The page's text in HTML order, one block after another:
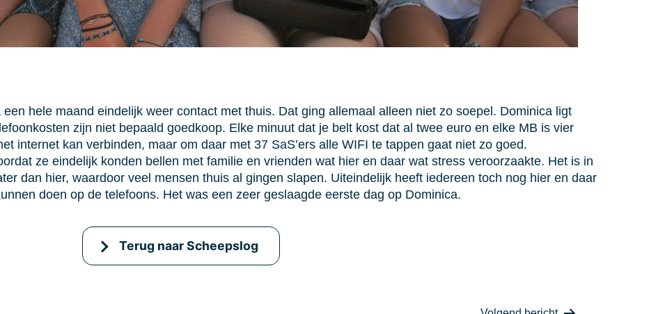
hele maand eindelijk weer contact met thuis. Dat ging allemaal alleen niet zo soepel. Dominica ligt
zijn niet bepaald goedkoop. Elke minuut dat je belt kost dat al twee euro en elke MB is vier
internet kan verbinden, maar om daar met 37 SaS’ers alle WIFI te tappen gaat niet zo goed.
ze eindelijk konden bellen met familie en vrienden wat hier en daar wat stress veroorzaakte. Het is in
dan hier, waardoor veel mensen thuis al gingen slapen. Uiteindelijk heeft iedereen toch nog hier en daar
doen op de telefoons. Het was een zeer geslaagde eerste dag op Dominica.
Terug naar Scheepslog